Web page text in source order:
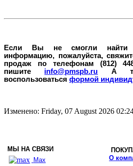
Если Вы не смогли найти
информацию, пожалуйста,
продаж по телефонам (812)
пишите info@pmspb.ru А
воспользоваться формой
Изменено: Friday, 07 August 2026
МЫ НА СВЯЗИ
Max
О